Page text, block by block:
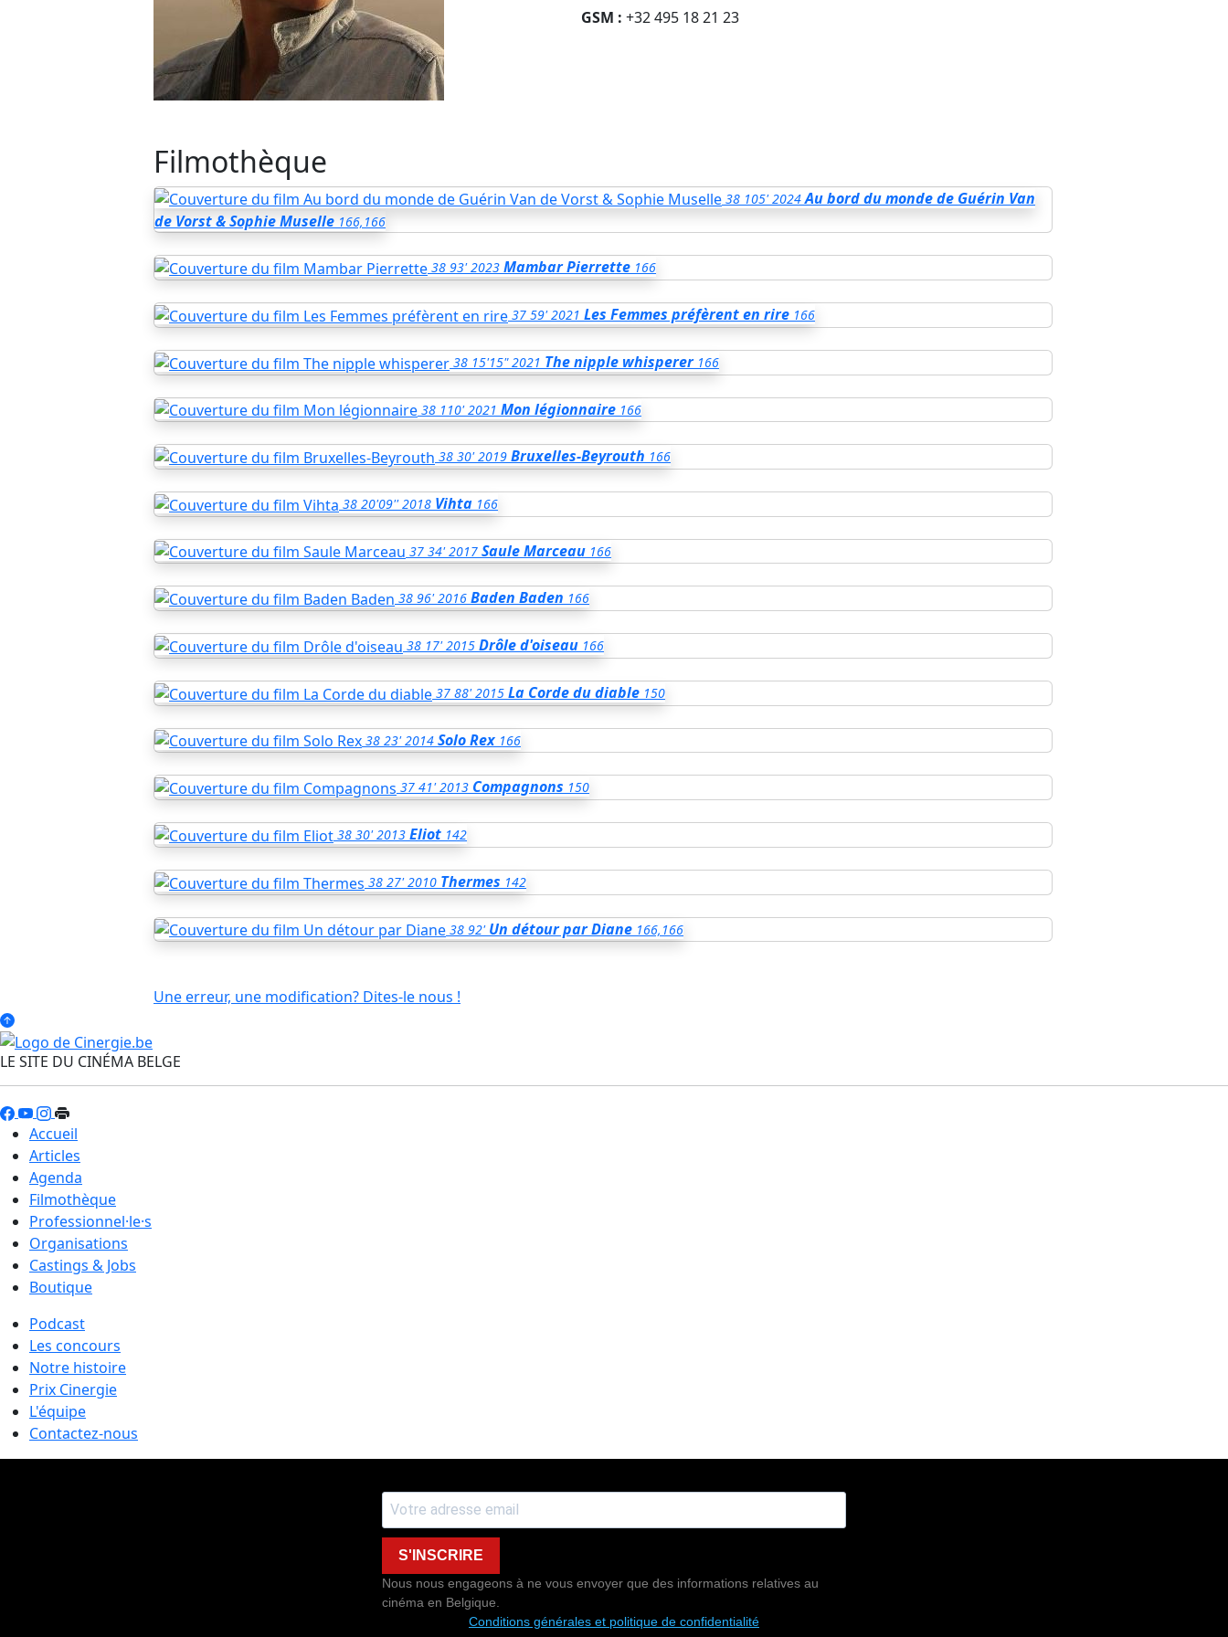
GSM : +32 495 18 21 23
Filmothèque
38 105' 2024 Au bord du monde de Guérin Van
de Vorst & Sophie Muselle 166,166
38 93' 2023 Mambar Pierrette 166
37 59' 2021 Les Femmes préfèrent en rire 166
38 15'15" 2021 The nipple whisperer 166
38 110' 2021 Mon légionnaire 166
38 30' 2019 Bruxelles-Beyrouth 166
38 20'09'' 2018 Vihta 166
37 34' 2017 Saule Marceau 166
38 96' 2016 Baden Baden 166
38 17' 2015 Drôle d'oiseau 166
37 88' 2015 La Corde du diable 150
38 23' 2014 Solo Rex 166
37 41' 2013 Compagnons 150
38 30' 2013 Eliot 142
38 27' 2010 Thermes 142
38 92' Un détour par Diane 166,166
Une erreur, une modification? Dites-le nous !
LE SITE DU CINÉMA BELGE
Accueil
Articles
Agenda
Filmothèque
Professionnel·le·s
Organisations
Castings & Jobs
Boutique
Podcast
Les concours
Notre histoire
Prix Cinergie
L'équipe
Contactez-nous
S'INSCRIRE
Nous nous engageons à ne vous envoyer que des informations relatives au
cinéma en Belgique.
Conditions générales et politique de confidentialité